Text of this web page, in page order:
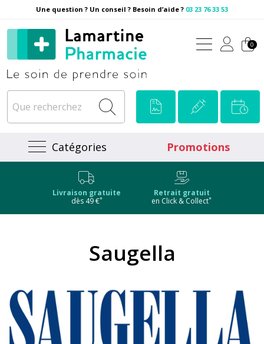
Une question ? Un conseil ? Besoin d’aide ? 03 23 76 33 53
Pharmacie Lamartine
0
Catégories Promotions
Livraison gratuite
dès 49 €*
Retrait gratuit
en Click & Collect*
Saugella